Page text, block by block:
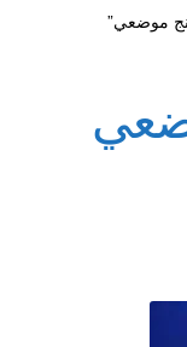
موضعي”